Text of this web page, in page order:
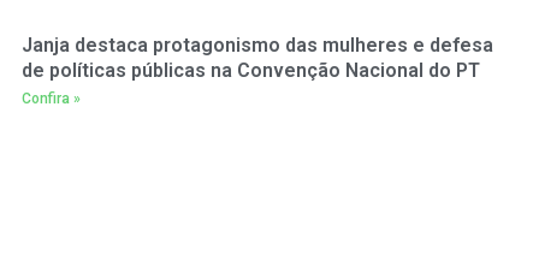
Janja destaca protagonismo das mulheres e defesa
de políticas públicas na Convenção Nacional do PT
Confira »